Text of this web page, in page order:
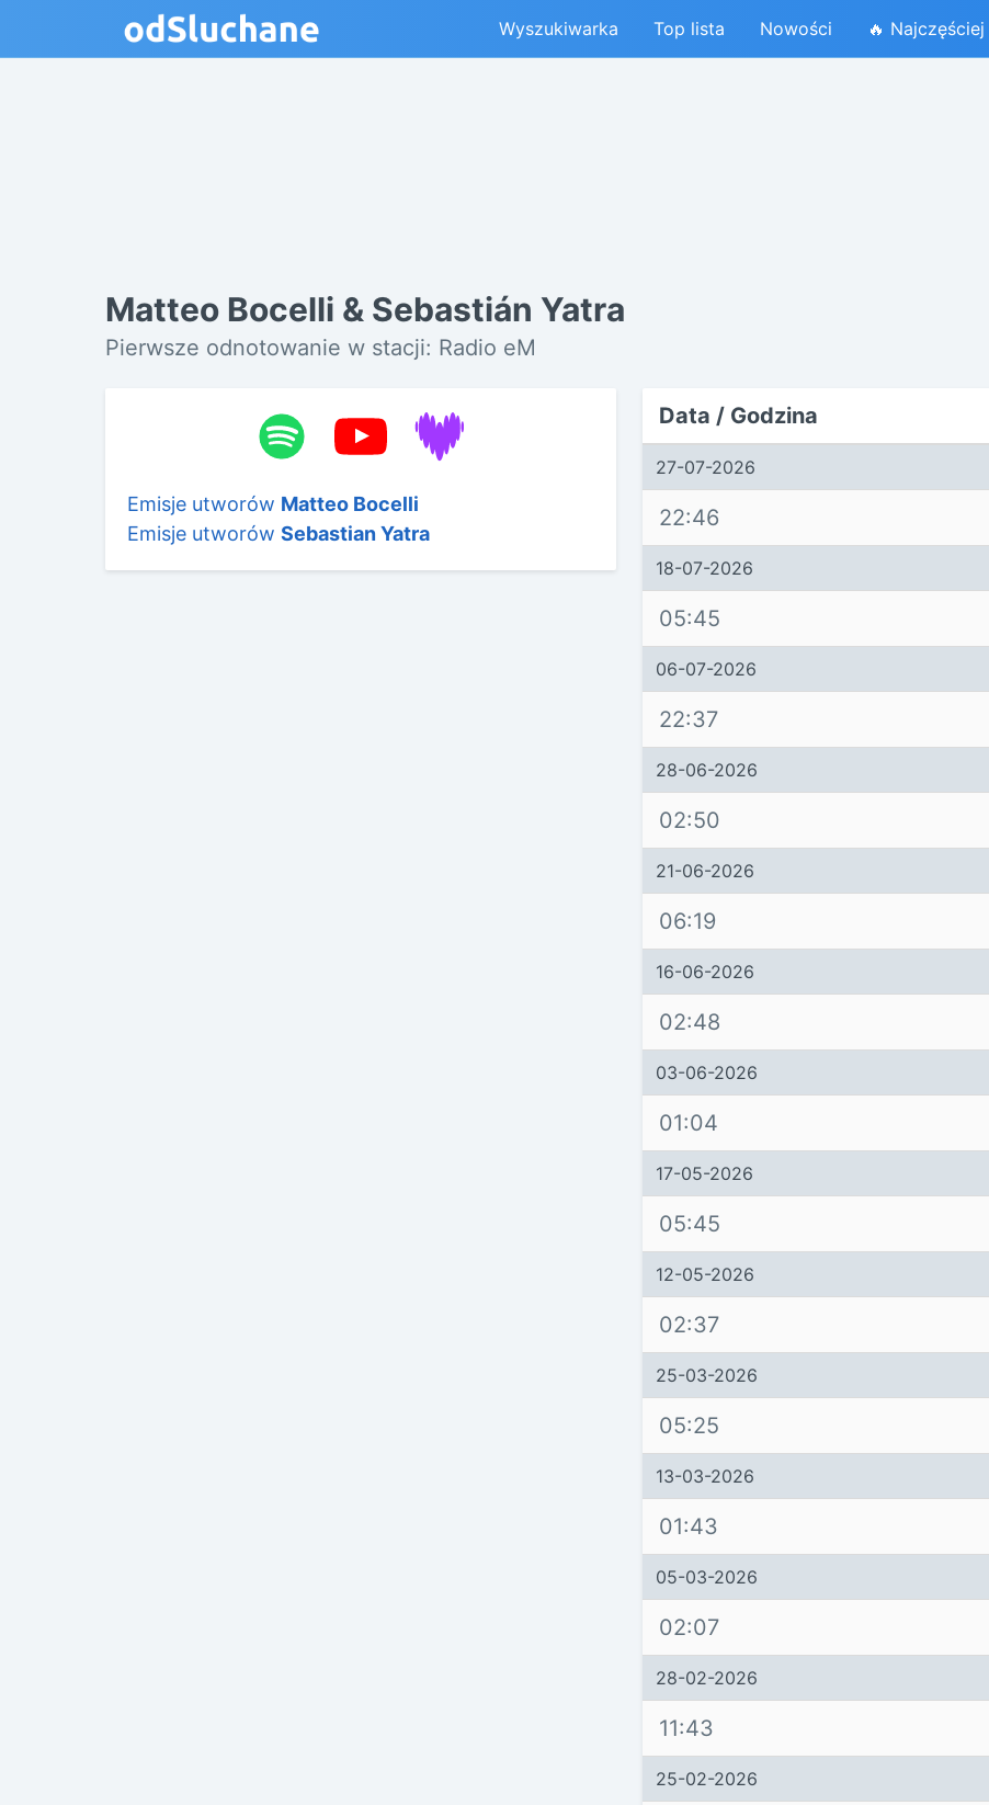
Wyszukiwarka Top lista Nowości 🔥
Matteo Bocelli & Sebastián Yatra
Pierwsze odnotowanie w stacji: Radio eM
Emisje utworów Matteo Bocelli
Emisje utworów Sebastian Yatra
Data / Godzina
27-07-2026
22:46
18-07-2026
05:45
06-07-2026
22:37
28-06-2026
02:50
21-06-2026
06:19
16-06-2026
02:48
03-06-2026
01:04
17-05-2026
05:45
12-05-2026
02:37
25-03-2026
05:25
13-03-2026
01:43
05-03-2026
02:07
28-02-2026
11:43
25-02-2026